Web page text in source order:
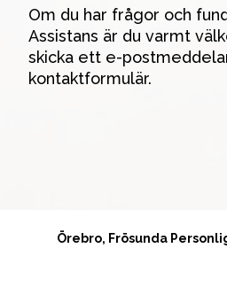
Om du har frågor och
Assistans är du varmt
skicka ett e-
kontaktformulär.
Örebro, Frösunda